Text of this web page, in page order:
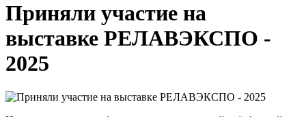
Приняли участие на
выставке РЕЛАВЭКСПО -
2025